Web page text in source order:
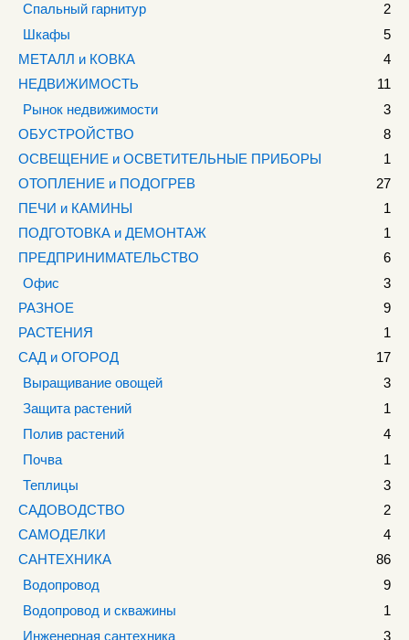
Спальный гарнитур
2
Шкафы
5
МЕТАЛЛ и КОВКА
4
НЕДВИЖИМОСТЬ
11
Рынок недвижимости
3
ОБУСТРОЙСТВО
8
ОСВЕЩЕНИЕ и ОСВЕТИТЕЛЬНЫЕ ПРИБОРЫ
1
ОТОПЛЕНИЕ и ПОДОГРЕВ
27
ПЕЧИ и КАМИНЫ
1
ПОДГОТОВКА и ДЕМОНТАЖ
1
ПРЕДПРИНИМАТЕЛЬСТВО
6
Офис
3
РАЗНОЕ
9
РАСТЕНИЯ
1
САД и ОГОРОД
17
Выращивание овощей
3
Защита растений
1
Полив растений
4
Почва
1
Теплицы
3
САДОВОДСТВО
2
САМОДЕЛКИ
4
САНТЕХНИКА
86
Водопровод
9
Водопровод и скважины
1
Инженерная сантехника
3